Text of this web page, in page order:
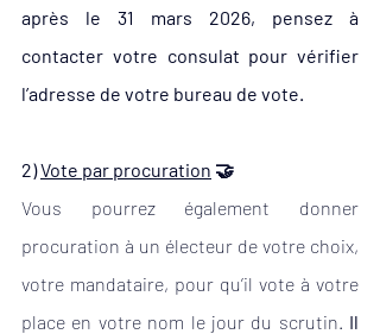
après le 31 mars 2026, pensez à
contacter votre consulat pour vérifier
l’adresse de votre bureau de vote.
2) Vote par procuration 🤝
Vous pourrez également donner
procuration à un électeur de votre choix,
votre mandataire, pour qu’il vote à votre
place en votre nom le jour du scrutin. Il